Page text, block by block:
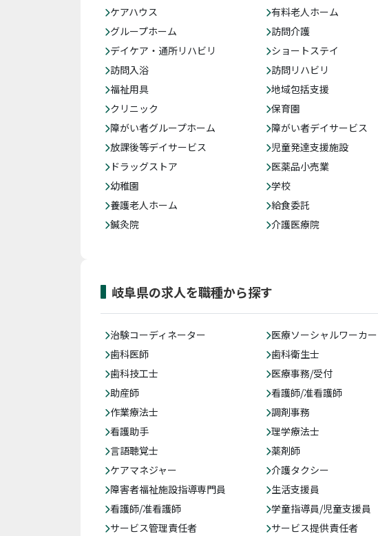
ケアハウス
有料老人ホーム
グループホーム
訪問介護
デイケア・通所リハビリ
ショートステイ
訪問入浴
訪問リハビリ
福祉用具
地域包括支援
クリニック
保育園
障がい者グループホーム
障がい者デイサービス
放課後等デイサービス
児童発達支援施設
ドラッグストア
医薬品小売業
幼稚園
学校
養護老人ホーム
給食委託
鍼灸院
介護医療院
岐阜県の求人を職種から探す
治験コーディネーター 医療ソーシャルワーカー
歯科医師
歯科衛生士
歯科技工士
医療事務/受付
助産師
看護師/准看護師
作業療法士
調剤事務
看護助手
理学療法士
言語聴覚士
薬剤師
ケアマネジャー
介護タクシー
障害者福祉施設指導専門員
生活支援員
看護師/准看護師
学童指導員/児童支援員
サービス管理責任者
サービス提供責任者